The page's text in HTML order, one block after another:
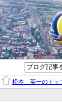
松本 英一のトッ